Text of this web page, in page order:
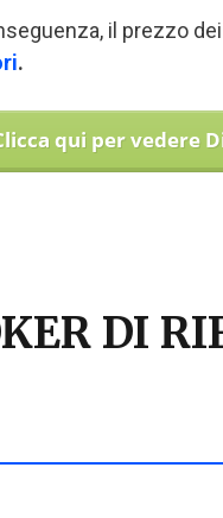
il prezzo
.
qui per vedere
DI